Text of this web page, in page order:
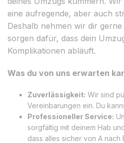
eine aufregende, aber auch
Deshalb nehmen wir dir
sorgen dafür, dass dein
Komplikationen abläuft.
Was du von uns erwarten
Zuverlässigkeit: Wir sind
Vereinbarungen ein. Du
Professioneller Service:
sorgfältig mit deinem Hab
dass alles sicher von A nach